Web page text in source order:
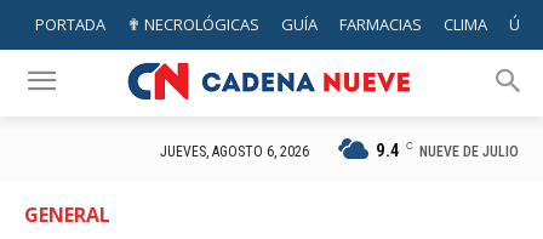
PORTADA ✟ NECROLÓGICAS GUÍA FARMACIAS CLIMA
JUEVES, AGOSTO 6, 2026 9.4 C NUEVE DE JULIO
GENERAL